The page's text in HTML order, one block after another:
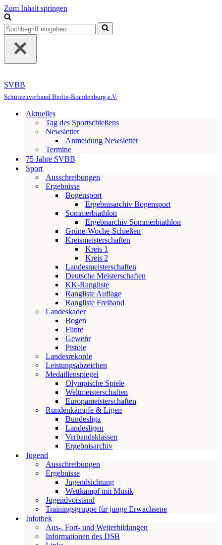
Zum Inhalt springen
Suchen
nach …
SVBB
Schützenverband Berlin-Brandenburg e.V.
Aktuelles
Tag des Sportschießens
Newsletter
Anmeldung Newsletter
Termine
75 Jahre SVBB
Sport
Ausschreibungen
Ergebnisse
Bogensport
Ergebnisarchiv Bogensport
Sommerbiathlon
Ergebnarchiv Sommerbiathlon
Grüne-Woche-Schießen
Kreismeisterschaften
Kreis 1
Kreis 2
Landesmeisterschaften
Deutsche Meisterschaften
KK-Rangliste
Rangliste Auflage
Rangliste Freihand
Landeskader
Bogen
Flinte
Gewehr
Pistole
Landesrekorde
Leistungsabzeichen
Medaillenspiegel
Olympische Spiele
Weltmeisterschaften
Europameisterschaften
Rundenkämpfe & Ligen
Bundesliga
Landesligen
Verbandsklassen
Ergebnisarchiv
Jugend
Ausschreibungen
Ergebnisse
Jugendsichtung
Wettkampf mit Musik
Jugendvorstand
Trainingsgruppe für junge Erwachsene
Infothek
Aus-, Fort- und Weiterbildungen
Informationen des DSB